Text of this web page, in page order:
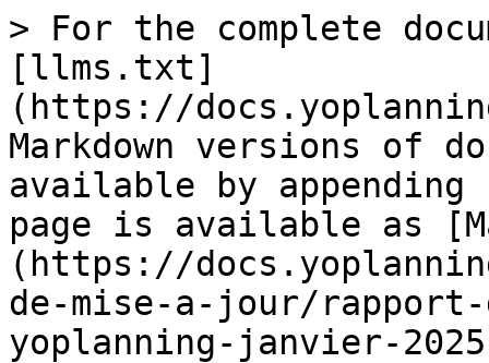
> For the complete
[llms.txt]
(https://
Markdown versions of
available by
page is available as
(https://
de-mise-a-jour/
yoplanning-janvier-